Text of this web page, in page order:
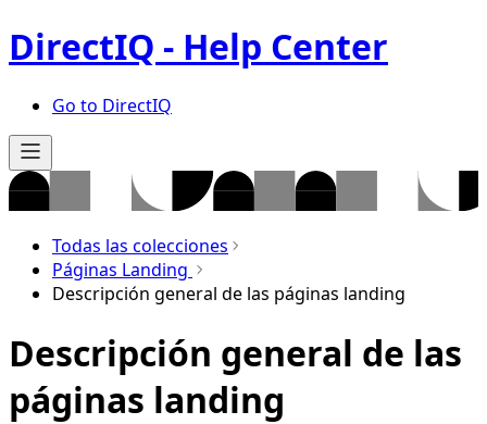
DirectIQ - Help Center
Go to DirectIQ
Todas las colecciones
Páginas Landing
Descripción general de las páginas landing
Descripción general de las
páginas landing